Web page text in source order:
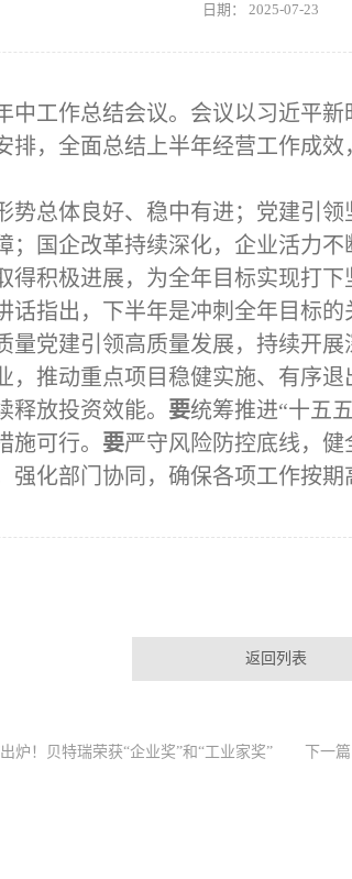
日期： 2025-07-23
中工作总结会议。会议以习近平
排，全面总结上半年经营工作成
势总体良好、稳中有进；党建引
；国企改革持续深化，企业活力
积极进展，为全年目标实现打下
话指出，下半年是冲刺全年目标
量党建引领高质量发展，持续开
，推动重点项目稳健实施、有序
放投资效能。 要统筹推进“十五
施可行。 要严守风险防控底线，健
化部门协同，确保各项工作按期
返回列表
炉！贝特瑞荣获“企业奖”和“工业家奖”
下一篇